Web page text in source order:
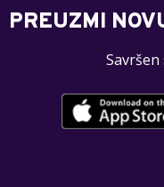
PREUZMI
Savršen